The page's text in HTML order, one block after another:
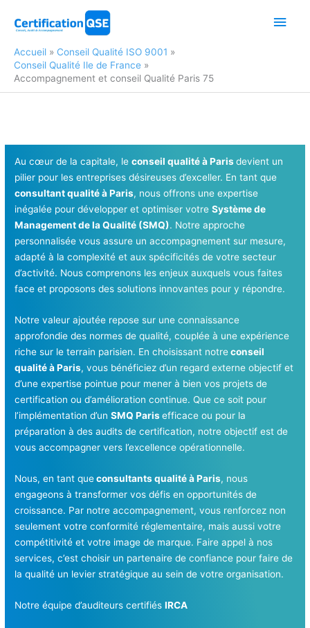
Accueil
Conseil Qualité ISO 9001
Conseil Qualité Ile de France
Accompagnement et conseil Qualité Paris 75
Au cœur de la capitale, leconseil qualité à Parisdevient un
pilier pour les entreprises désireuses d’exceller. En tant que
consultant qualité à Paris, nous offrons une expertise
inégalée pour développer et optimiser votreSystème de
Management de la Qualité (SMQ). Notre approche
personnalisée vous assure un accompagnement sur mesure,
adapté à la complexité et aux spécificités de votre secteur
d’activité. Nous comprenons les enjeux auxquels vous faites
face et proposons des solutions innovantes pour y répondre.
Notre valeur ajoutée repose sur une connaissance
approfondie des normes de qualité, couplée à une expérience
riche sur le terrain parisien. En choisissant notreconseil
qualité à Paris, vous bénéficiez d’un regard externe objectif et
d’une expertise pointue pour mener à bien vos projets de
certification ou d’amélioration continue. Que ce soit pour
l’implémentation d’unSMQ Parisefficace ou pour la
préparation à des audits de certification, notre objectif est de
vous accompagner vers l’excellence opérationnelle.
Nous, en tant queconsultants qualité à Paris, nous
engageons à transformer vos défis en opportunités de
croissance. Par notre accompagnement, vous renforcez non
seulement votre conformité réglementaire, mais aussi votre
compétitivité et votre image de marque. Faire appel à nos
services, c’est choisir un partenaire de confiance pour faire de
la qualité un levier stratégique au sein de votre organisation.
Notre équipe d’auditeurs certifiésIRCA